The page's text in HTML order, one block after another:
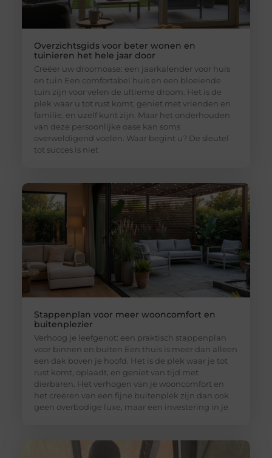
Overzichtsgids voor beter wonen en
tuinieren het hele jaar door
Creëer uw droomoase: een jaarkalender voor huis
en tuin Een comfortabel huis en een bloeiende
tuin zijn voor velen de ultieme droom. Het is de
plek waar u tot rust komt, geniet met vrienden en
familie, en uzelf kunt zijn. Maar het onderhouden
van deze persoonlijke oase kan soms
overweldigend voelen. Waar begint u? De sleutel
tot succes is niet
Stappenplan voor meer wooncomfort en
buitenplezier
Verhoog je leefgenot: een praktisch stappenplan
voor binnen en buiten Een thuis is meer dan alleen
een dak boven je hoofd. Het is de plek waar je tot
rust komt, oplaadt, en geniet van tijd met
dierbaren. Het verhogen van je wooncomfort en
het creëren van een fijne buitenplek zijn dan ook
geen overbodige luxe, maar een investering in je